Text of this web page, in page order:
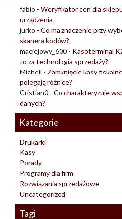
fabio - Weryfikator cen dla
urządzenia
jurko - Co ma znaczenie przy
skanera kodów?
maciejowy_600 - Kasoterminal
to za technologia sprzedaży?
Michell - Zamknięcie kasy
polegają różnice?
Cristian0 - Co charakteryzuje
danych?
Kategorie
Drukarki
Kasy
Porady
Programy dla firm
Rozwiązania sprzedażowe
Uncategorized
Tagi